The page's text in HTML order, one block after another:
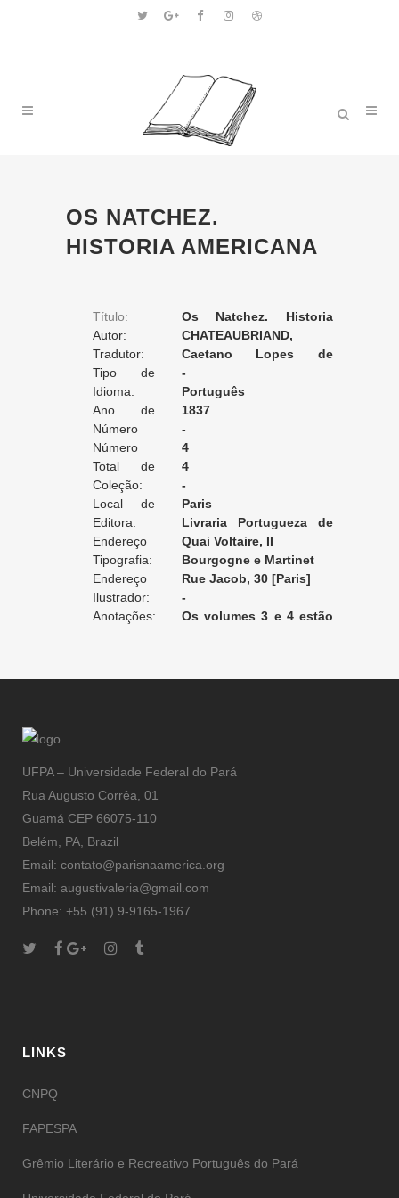
OS NATCHEZ.
HISTORIA AMERICANA
Título:
Os Natchez. Historia
americana
Autor:
CHATEAUBRIAND,
François René
Tradutor:
Caetano Lopes de
Moura
Tipo de
Tradução:
-
Idioma:
Português
Ano de
Edição:
1837
Número
da Edição:
-
Número
do Volume:
4
Total de
Volumes:
4
Coleção:
-
Local de
Edição:
Paris
Editora:
Livraria Portugueza de
J. P. Aillaud
Endereço
da Editora:
Quai Voltaire, II
Tipografia:
Bourgogne e Martinet
Endereço
da Tipografia:
Rue Jacob, 30 [Paris]
Ilustrador:
-
Anotações:
Os volumes 3 e 4 estão
UFPA – Universidade Federal do Pará
Rua Augusto Corrêa, 01
Guamá CEP 66075-110
Belém, PA, Brazil
Email: contato@parisnaamerica.org
Email: augustivaleria@gmail.com
Phone: +55 (91) 9-9165-1967
LINKS
CNPQ
FAPESPA
Grêmio Literário e Recreativo Português do Pará